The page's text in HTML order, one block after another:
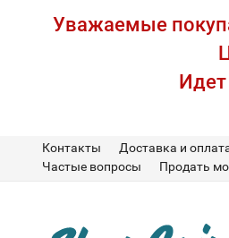
Уважаемые
Контакты Доставка и
Частые вопросы
Продать